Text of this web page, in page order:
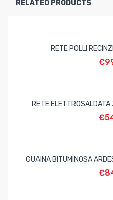
RELATED PRODUCTS
RETE POLLI
€
RETE
€
GUAINA BITUMINOSA
€